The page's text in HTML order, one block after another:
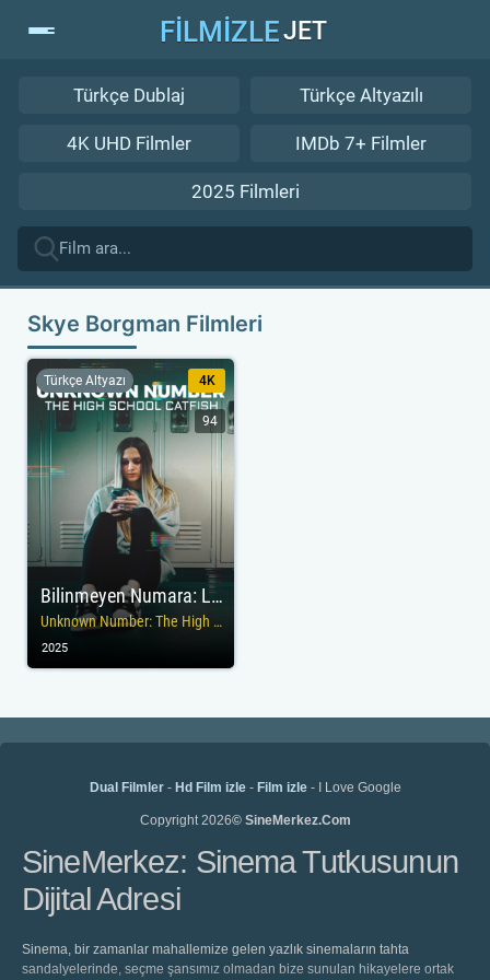
FİLMİZLEJET
Türkçe Dublaj Türkçe Altyazılı
4K UHD Filmler IMDb 7+ Filmler
2025 Filmleri
Skye Borgman Filmleri
Bilinmeyen Numara: Lisede Mesaj Skandalı
Unknown Number: The High School Catfish
Türkçe Altyazı 4K
94
2025
Dual Filmler- Hd Film izle- Film izle- I Love Google
Copyright 2026© SineMerkez.Com
SineMerkez: Sinema Tutkusunun
Dijital Adresi
Sinema, bir zamanlar mahallemize gelen yazlık sinemaların tahta
sandalyelerinde, seçme şansımız olmadan bize sunulan hikayelere ortak